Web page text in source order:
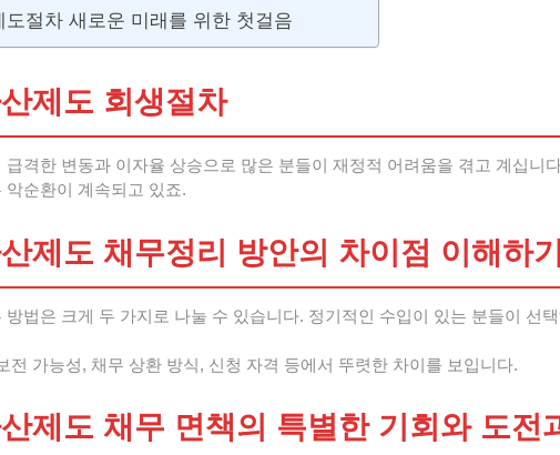
도절차 새로운 미래를 위한 첫걸음
제도 회생절차
급격한 변동과 이자율 상승으로 많은 분들이 재정적 어려움을 겪고 계십
악순환이 계속되고 있죠.
제도 채무정리 방안의 차이점 이해하기
방법은 크게 두 가지로 나눌 수 있습니다. 정기적인 수입이 있는 분들이 선
전 가능성, 채무 상환 방식, 신청 자격 등에서 뚜렷한 차이를 보입니다.
제도 채무 면책의 특별한 기회와 도전